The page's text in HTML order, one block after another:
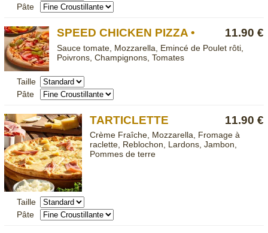
Pâte
11.90 €
SPEED CHICKEN PIZZA •
Sauce tomate, Mozzarella, Emincé de Poulet rôti,
Poivrons, Champignons, Tomates
Taille
Pâte
11.90 €
TARTICLETTE
Crème Fraîche, Mozzarella, Fromage à
raclette, Reblochon, Lardons, Jambon,
Pommes de terre
Taille
Pâte